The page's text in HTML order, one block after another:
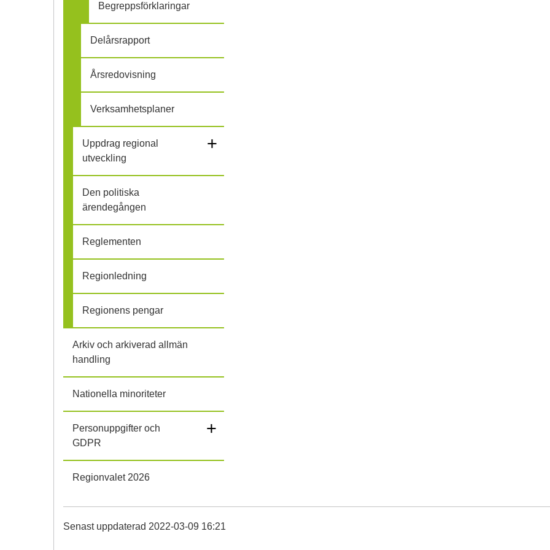
Begreppsförklaringar
Delårsrapport
Årsredovisning
Verksamhetsplaner
Uppdrag regional
utveckling
+
Den politiska
ärendegången
Reglementen
Regionledning
Regionens pengar
Arkiv och arkiverad allmän
handling
Nationella minoriteter
Personuppgifter och
GDPR
+
Regionvalet 2026
Senast uppdaterad 2022-03-09 16:21